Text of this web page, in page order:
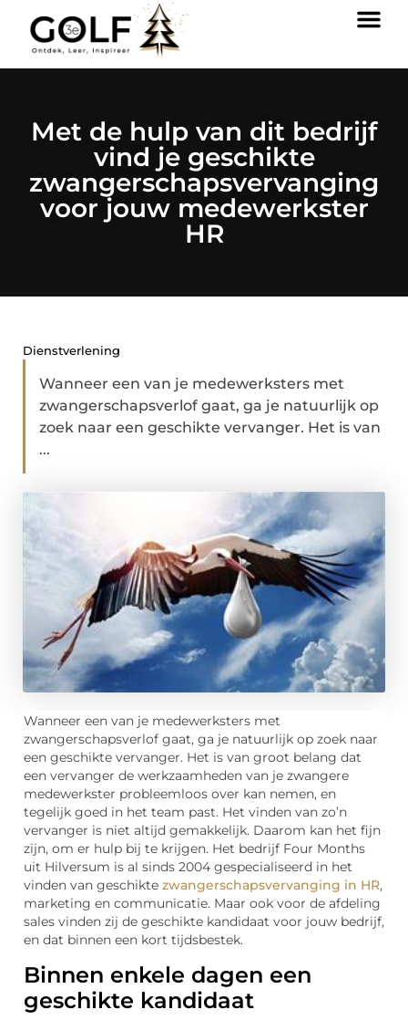
Met de hulp van dit bedrijf
vind je geschikte
zwangerschapsvervanging
voor jouw medewerkster
HR
Dienstverlening
Wanneer een van je medewerksters met
zwangerschapsverlof gaat, ga je natuurlijk op
zoek naar een geschikte vervanger. Het is van
...
Wanneer een van je medewerksters met
zwangerschapsverlof gaat, ga je natuurlijk op zoek naar
een geschikte vervanger. Het is van groot belang dat
een vervanger de werkzaamheden van je zwangere
medewerkster probleemloos over kan nemen, en
tegelijk goed in het team past. Het vinden van zo’n
vervanger is niet altijd gemakkelijk. Daarom kan het fijn
zijn, om er hulp bij te krijgen. Het bedrijf Four Months
uit Hilversum is al sinds 2004 gespecialiseerd in het
vinden van geschikte zwangerschapsvervanging in HR,
marketing en communicatie. Maar ook voor de afdeling
sales vinden zij de geschikte kandidaat voor jouw bedrijf,
en dat binnen een kort tijdsbestek.
Binnen enkele dagen een
geschikte kandidaat